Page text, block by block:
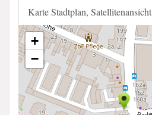
Karte Stadtplan, Satellitenansicht
+
−